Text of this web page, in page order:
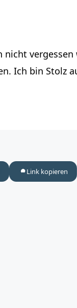
nicht
Ich bin Stolz
Link kopieren